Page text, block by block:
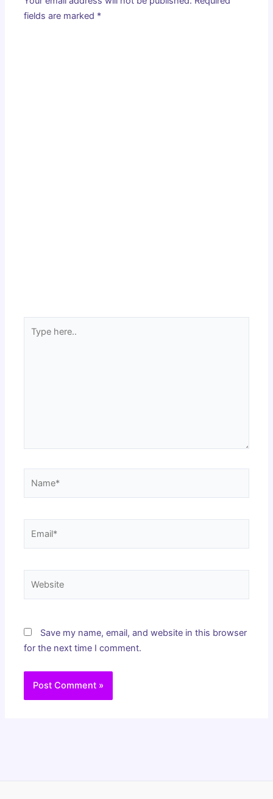
fields are marked *
here..
Save my name, email, and website in this browser
for the next time I comment.